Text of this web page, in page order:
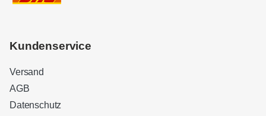
Kundenservice
Versand
AGB
Datenschutz